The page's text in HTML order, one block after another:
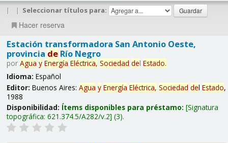
| | Seleccionar títulos para:
Hacer reserva
Estación transformadora San Antonio Oeste,
provincia deRío Negro
por Agua y Energía Eléctrica, Sociedad del Estado.
Idioma: Español
Editor: Buenos Aires: Agua y Energía Eléctrica, Sociedad del Estado,
1988
Disponibilidad: Ítems disponibles para préstamo: Signatura
topográfica: 621.374.5/A282/v.2 (3).